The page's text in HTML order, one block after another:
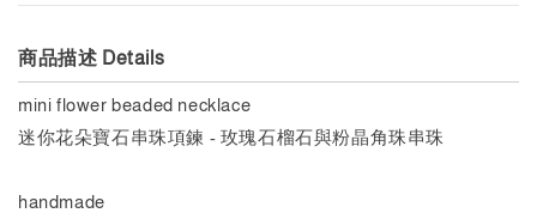
商品描述 Details
mini flower beaded necklace
迷你花朵寶石串珠項鍊 - 玫瑰石榴石與粉晶角珠串珠
handmade